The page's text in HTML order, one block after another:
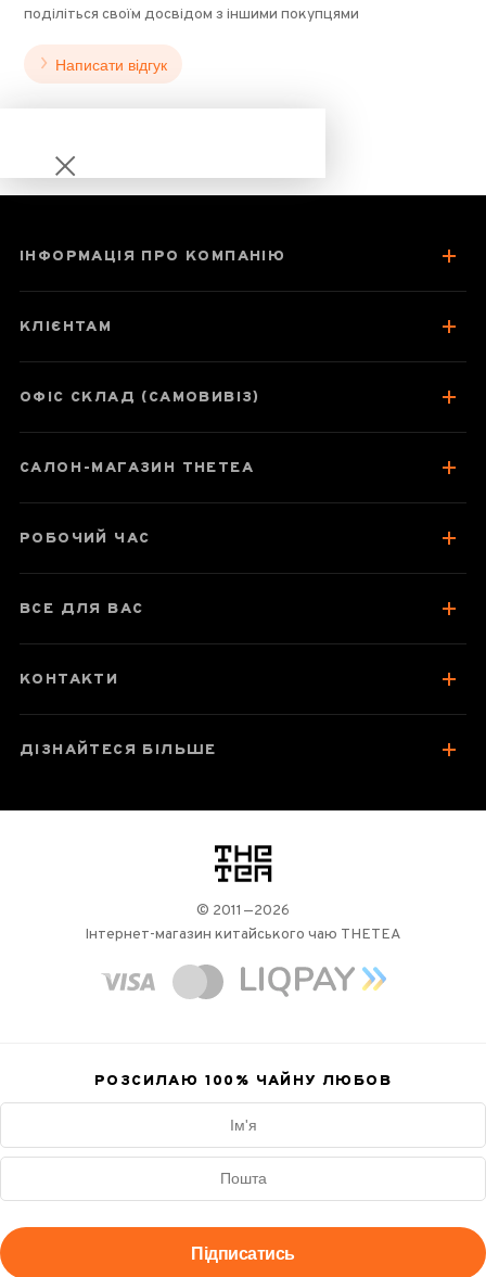
поділіться своїм досвідом з іншими покупцями
Написати відгук
Паспорт товару
Про чай
ІНФОРМАЦІЯ ПРО КОМПАНІЮ
КЛІЄНТАМ
ОФІС СКЛАД (САМОВИВІЗ)
САЛОН-МАГАЗИН THETEA
РОБОЧИЙ ЧАС
ВСЕ ДЛЯ ВАС
КОНТАКТИ
ДІЗНАЙТЕСЯ БІЛЬШЕ
логотип
© 2011—2026
Інтернет-магазин китайського чаю THETEA
РОЗСИЛАЮ 100% ЧАЙНУ ЛЮБОВ
Підписатись